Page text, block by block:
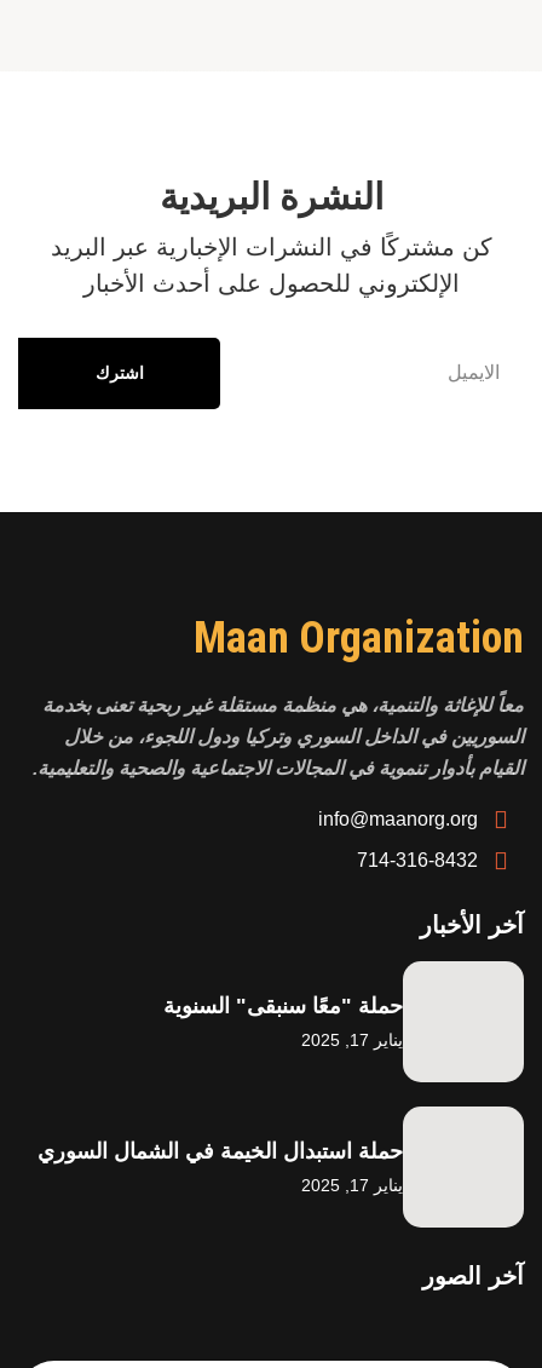
النشرة البريدية
كن مشتركًا في النشرات الإخبارية عبر البريد
الإلكتروني للحصول على أحدث الأخبار
اشترك
Maan Organization
معاً للإغاثة والتنمية، هي منظمة مستقلة غير ربحية تعنى بخدمة
السوريين في الداخل السوري وتركيا ودول اللجوء، من خلال
القيام بأدوار تنموية في المجالات الاجتماعية والصحية والتعليمية.
info@maanorg.org
714-316-8432
آخر الأخبار
حملة "معًا سنبقى" السنوية
يناير 17, 2025
حملة استبدال الخيمة في الشمال السوري
يناير 17, 2025
آخر الصور